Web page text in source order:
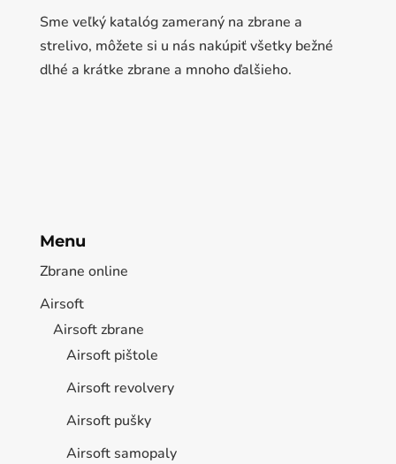
Sme veľký katalóg zameraný na zbrane a
strelivo, môžete si u nás nakúpiť všetky bežné
dlhé a krátke zbrane a mnoho ďalšieho.
Menu
Zbrane online
Airsoft
Airsoft zbrane
Airsoft pištole
Airsoft revolvery
Airsoft pušky
Airsoft samopaly